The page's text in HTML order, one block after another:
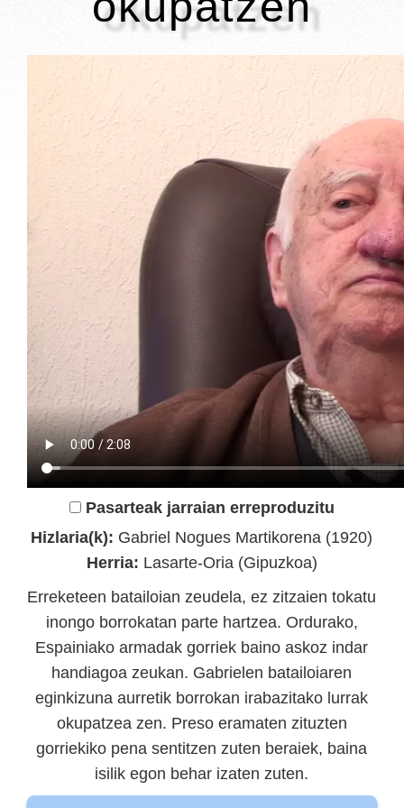
Pasarteak jarraian erreproduzitu
Hizlaria(k): Gabriel Nogues Martikorena (1920)
Herria: Lasarte-Oria (Gipuzkoa)
Erreketeen batailoian zeudela, ez zitzaien tokatu
inongo borrokatan parte hartzea. Ordurako,
Espainiako armadak gorriek baino askoz indar
handiagoa zeukan. Gabrielen batailoiaren
eginkizuna aurretik borrokan irabazitako lurrak
okupatzea zen. Preso eramaten zituzten
gorriekiko pena sentitzen zuten beraiek, baina
isilik egon behar izaten zuten.